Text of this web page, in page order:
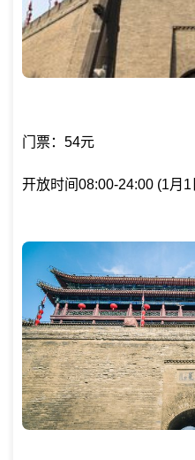
门票：54元
开放时间08:00-24:00 (1月